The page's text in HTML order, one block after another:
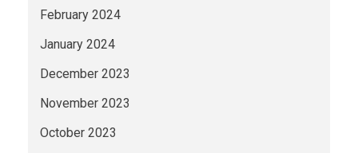
February 2024
January 2024
December 2023
November 2023
October 2023